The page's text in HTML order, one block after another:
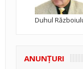
Duhul
ANUNŢURI